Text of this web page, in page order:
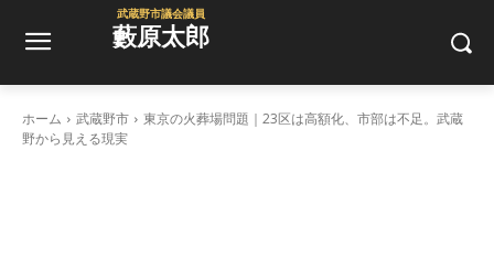
武蔵野市議会議員
藪原太郎
ホーム 武蔵野市
東京の火葬場問題｜23区は高額化、市部は不足。武蔵
野から見える現実